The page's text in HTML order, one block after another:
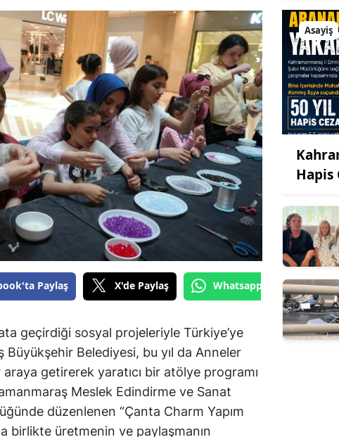
Paylaş X'de Paylaş Whatsapp'tan Gönder
geçirdiği sosyal projeleriyle Türkiye’ye
Belediyesi, bu yıl da Anneler
getirerek yaratıcı bir atölye programı
Meslek Edindirme ve Sanat
düzenlenen “Çanta Charm Yapım
birlikte üretmenin ve paylaşmanın
Asayiş
Hapis